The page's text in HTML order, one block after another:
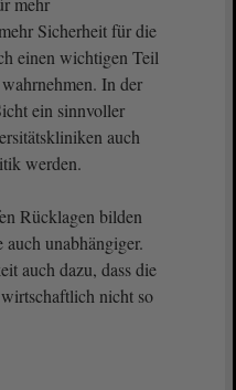
Sicherheit für die
einen wichtigen Teil
In der
ein sinnvoller
auch
werden.
Rücklagen bilden
unabhängiger.
auch dazu, dass die
nicht so